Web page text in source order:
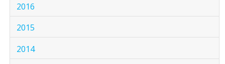
2016
2015
2014